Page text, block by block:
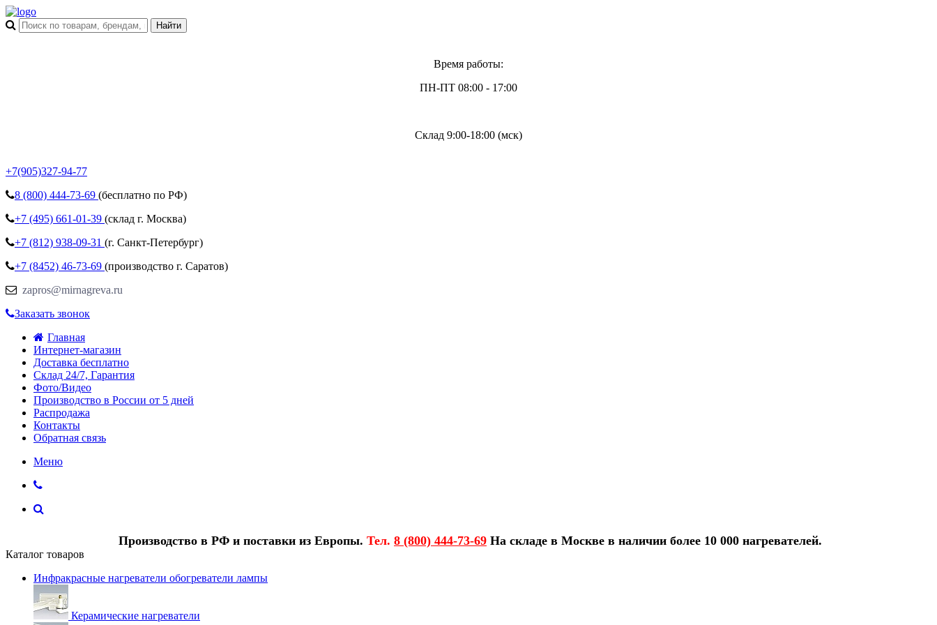
Время работы:
ПН-ПТ 08:00 - 17:00
Склад 9:00-18:00 (мск)
+7(905)327-94-77
8 (800) 444-73-69 (бесплатно по РФ)
+7 (495) 661-01-39 (склад г. Москва)
+7 (812) 938-09-31 (г. Санкт-Петербург)
+7 (8452) 46-73-69 (производство г. Саратов)
zapros@mirnagreva.ru
Заказать звонок
Главная
Интернет-магазин
Доставка бесплатно
Склад 24/7, Гарантия
Фото/Видео
Производство в России от 5 дней
Распродажа
Контакты
Обратная связь
Меню
Производство в РФ и поставки из Европы. Тел. 8 (800) 444-73-69 На складе в Москве в наличии более 10 000 нагревателей.
Каталог товаров
Инфракрасные нагреватели обогреватели лампы
Керамические нагреватели